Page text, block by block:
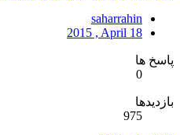
saharrahin
2015 , April 18
پاسخ ها
0
بازدیدها
975